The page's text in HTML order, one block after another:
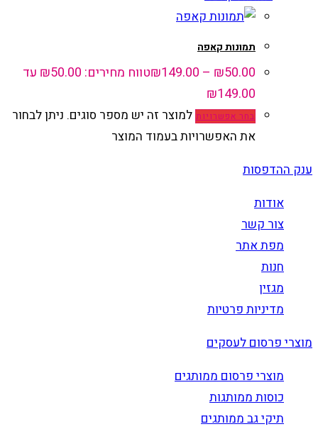
תמונות קאפה
₪50.00
–
₪149.00
טווח מחירים: ⁦₪50.00⁩ עד
בחר אפשרויות למוצר זה יש מספר סוגים. ניתן לבחור
את האפשרויות בעמוד המוצר
ענק ההדפסות
אודות
צור קשר
מפת אתר
חנות
מגזין
מדיניות פרטיות
מוצרי פרסום לעסקים
מוצרי פרסום ממותגים
כוסות ממותגות
תיקי גב ממותגים